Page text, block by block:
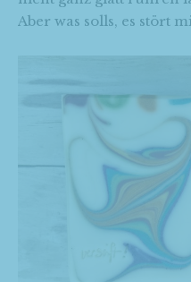
Aber was solls, es stört